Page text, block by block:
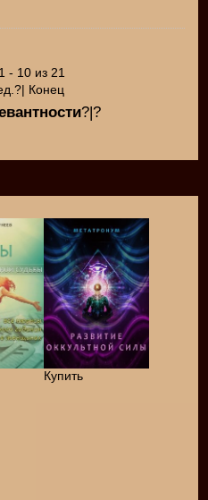
- 10 из 21
Конец
?|?
Купить